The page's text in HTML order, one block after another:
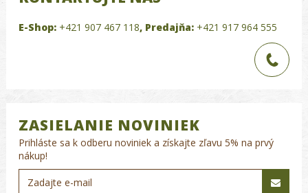
E-Shop: +421 907 467 118, Predajňa: +421 917 964 555
ZASIELANIE NOVINIEK
Prihláste sa k odberu noviniek a získajte zľavu 5% na prvý
nákup!